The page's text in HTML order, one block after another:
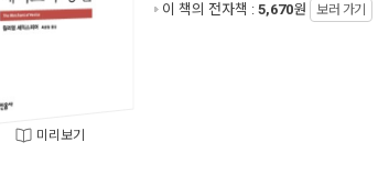
미리보기
이 책의 전자책 : 5,670원 보러 가기